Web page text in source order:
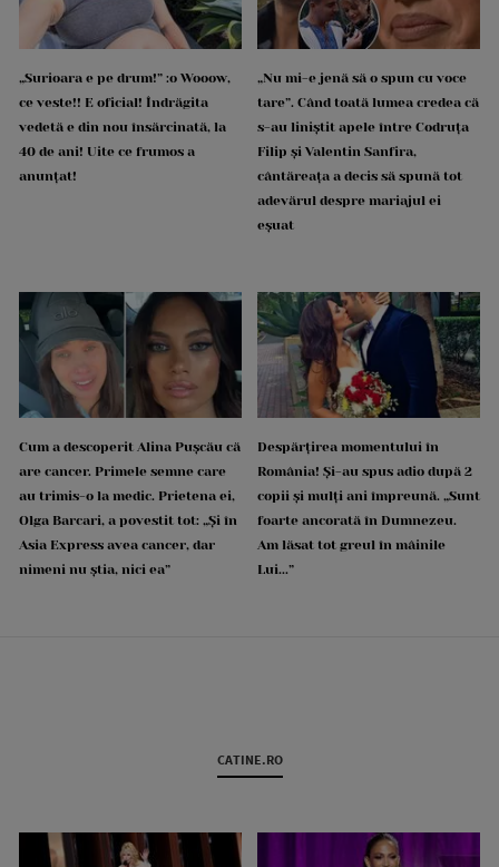
„Surioara e pe drum!” :o Wooow,
ce veste!! E oficial! Îndrăgita
vedetă e din nou însărcinată, la
40 de ani! Uite ce frumos a
anunțat!
„Nu mi-e jenă să o spun cu voce
tare”. Când toată lumea credea că
s-au liniștit apele între Codruța
Filip și Valentin Sanfira,
cântăreața a decis să spună tot
adevărul despre mariajul ei
eșuat
Cum a descoperit Alina Pușcău că
are cancer. Primele semne care
au trimis-o la medic. Prietena ei,
Olga Barcari, a povestit tot: „Și în
Asia Express avea cancer, dar
nimeni nu știa, nici ea”
Despărțirea momentului în
România! Și-au spus adio după 2
copii și mulți ani împreună. „Sunt
foarte ancorată în Dumnezeu.
Am lăsat tot greul în mâinile
Lui...”
CATINE.RO